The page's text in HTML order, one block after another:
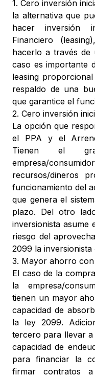
1. Cero inversión
la alternativa que
hacer inversión
Financiero
hacerlo a través de
caso es importante
leasing
respaldo de una
que garantice el
2. Cero inversión
La opción que
el PPA y el
Tienen el
empresa/
recursos/dineros
funcionamiento del
que genera el
plazo. Del otro
inversionista asume
riesgo del
2099 la
3. Mayor ahorro con
El caso de la
la empresa/
tienen un mayor
capacidad de
la ley 2099.
tercero para llevar
capacidad de
para financiar la
firmar contratos